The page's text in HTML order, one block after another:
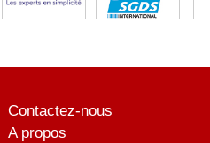
Contactez-nous
A propos